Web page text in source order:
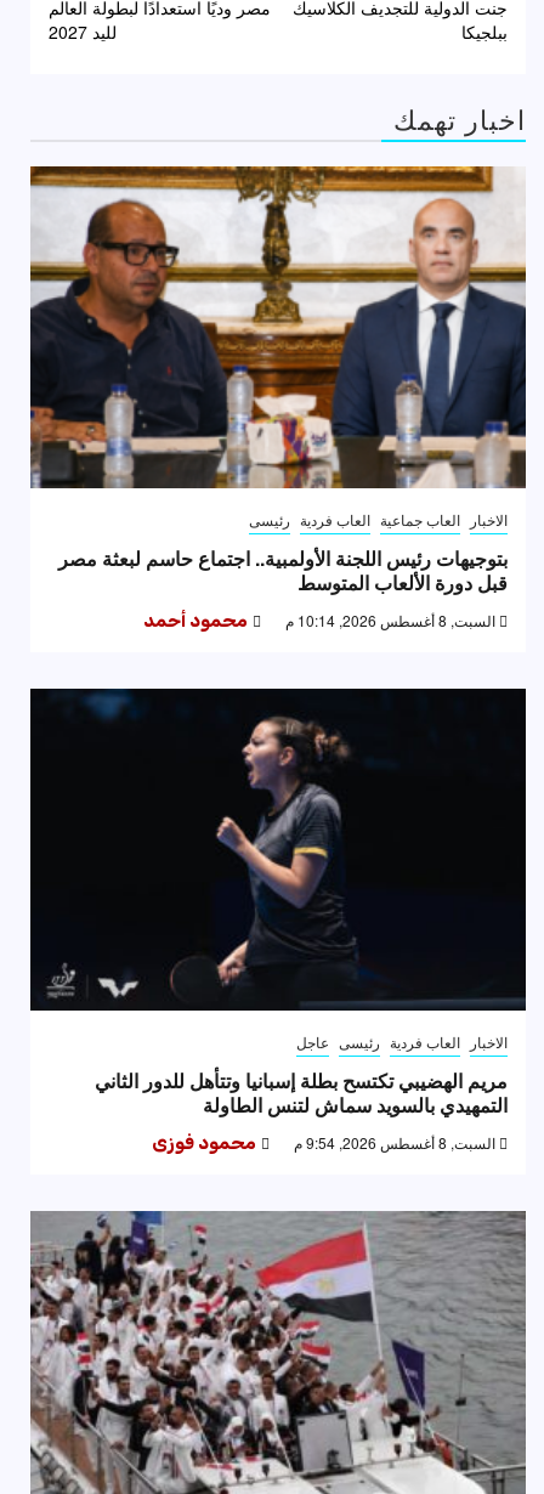
مصر وديًا استعدادًا لبطولة العالم
لليد 2027
جنت الدولية للتجديف الكلاسيك
ببلجيكا
اخبار تهمك
الاخبار العاب جماعية العاب فردية رئيسى
بتوجيهات رئيس اللجنة الأولمبية.. اجتماع حاسم لبعثة مصر
قبل دورة الألعاب المتوسط
السبت, 8 أغسطس 2026, 10:14 م محمود أحمد
الاخبار العاب فردية رئيسى عاجل
مريم الهضيبي تكتسح بطلة إسبانيا وتتأهل للدور الثاني
التمهيدي بالسويد سماش لتنس الطاولة
السبت, 8 أغسطس 2026, 9:54 م محمود فوزى